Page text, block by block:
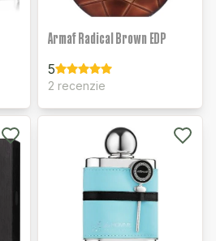
Armaf Radical Brown EDP
5
2 recenzie